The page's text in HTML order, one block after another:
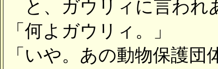
と、ガウリィに言われ
「何よガウリィ。」
「いや。あの動物保護